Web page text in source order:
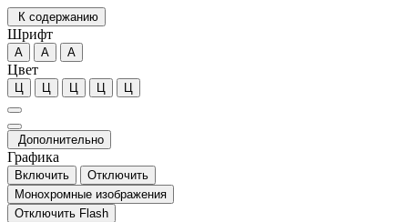
К содержанию
Шрифт
А А А
Цвет
Ц Ц Ц Ц Ц
Дополнительно
Графика
Включить
Отключить
Монохромные изображения
Отключить Flash